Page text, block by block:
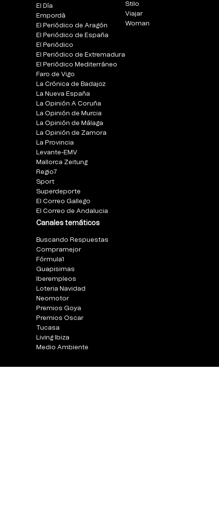
El Día
Empordà
El Periódico de Aragón
El Periódico de España
El Periódico
El Periódico de Extremadura
El Periódico Mediterráneo
Faro de Vigo
La Crónica de Badajoz
La Nueva España
La Opinión A Coruña
La Opinión de Murcia
La Opinión de Málaga
La Opinión de Zamora
La Provincia
Levante-EMV
Mallorca Zeitung
Regio7
Sport
Superdeporte
El Correo Gallego
El Correo de Andalucia
Canales temáticos
Buscando Respuestas
Compramejor
Fórmula1
Guapisimas
Iberempleos
Loteria Navidad
Neomotor
Premios Goya
Premios Oscar
Tucasa
Living Ibiza
Medio Ambiente
Stilo
Viajar
Woman